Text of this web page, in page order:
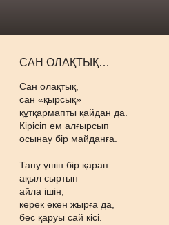
САН ОЛАҚТЫҚ…
Сан олақтық,
сан «қырсық»
құтқармапты қайдан да.
Кірісіп ем алғырсып
осынау бір майданға.
Тану үшін бір қарап
ақыл сыртын
айла ішін,
керек екен жырға да,
бес қаруы сай кісі.